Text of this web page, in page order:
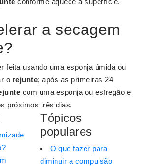
conforme aquece a superfície.
a secagem
feita usando uma esponja úmida ou
o rejunte; após as primeiras 24
com uma esponja ou esfregão e
próximos três dias.
Tópicos
populares
O que fazer para
diminuir a compulsão